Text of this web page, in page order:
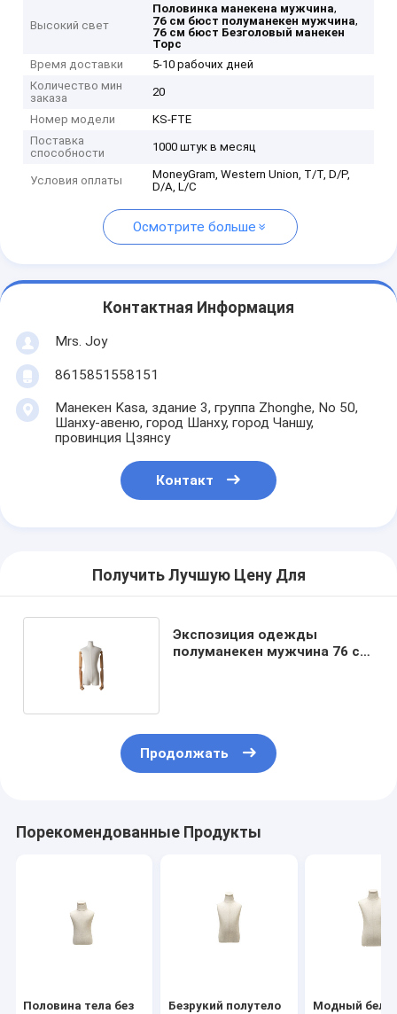
Высокий свет
Половинка манекена мужчина,
76 см бюст полуманекен мужчина,
76 см бюст Безголовый манекен
Торс
Время доставки
5-10 рабочих дней
Количество мин
заказа
20
Номер модели
KS-FTE
Поставка
способности
1000 штук в месяц
Условия оплаты
MoneyGram, Western Union, T/T, D/P,
D/A, L/C
Осмотрите больше
Контактная Информация
Mrs. Joy
8615851558151
Манекен Kasa, здание 3, группа Zhonghe, No 50,
Шанху-авеню, город Шанху, город Чаншу,
провинция Цзянсу
Контакт
Получить Лучшую Цену Для
Экспозиция одежды
полуманекен мужчина 76 см
Продолжать
Порекомендованные Продукты
Половина тела без
Безрукий полутело
Модный